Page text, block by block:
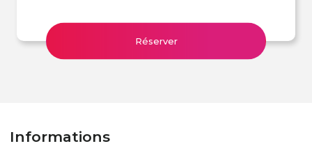
Réserver
Informations